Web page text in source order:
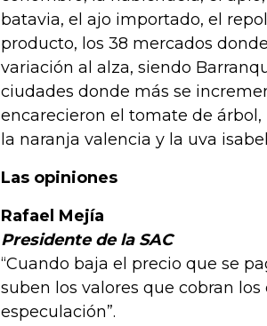
batavia, el ajo importado, el
producto, los 38 mercados
variación al alza, siendo
ciudades donde más se
encarecieron el tomate de
la naranja valencia y la uva
Las opiniones
Rafael Mejía
Presidente de la SAC
“Cuando baja el precio que se
suben los valores que cobran
especulación”.